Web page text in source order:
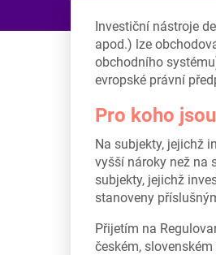
Investiční nástroje
apod.) lze
obchodního
evropské právní
Pro koho
Na subjekty, jejichž
vyšší nároky než na
subjekty, jejichž
stanoveny
Přijetím na
českém,